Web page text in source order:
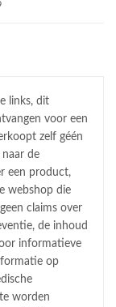
links, dit
voor een
zelf géén
de
een product,
webshop die
claims over
de inhoud
informatieve
op
worden